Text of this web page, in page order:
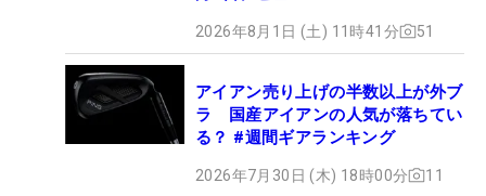
2026年8月1日 (土) 11時41分 51
アイアン売り上げの半数以上が外ブ
ラ 国産アイアンの人気が落ちてい
る？ #週間ギアランキング
2026年7月30日 (木) 18時00分 11